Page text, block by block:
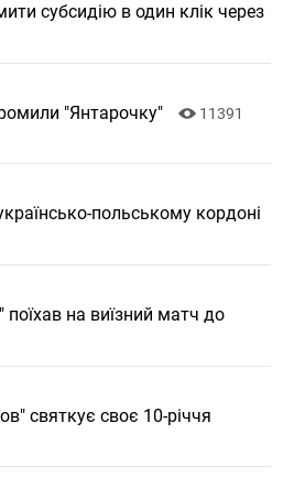
субсидію в один клік через
"Янтарочку"
11391
польському кордоні
на виїзний матч до
святкує своє 10-річчя